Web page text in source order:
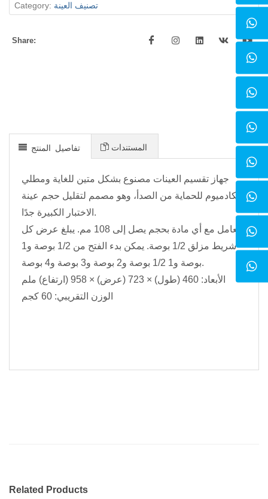
Category: تصنيف العينة
Share:
تفاصيل المنتج المستندات
جهاز تقسيم العينات مصنوع بشكل متين للغاية ومطلي
بالكادميوم للحماية من الصدأ، وهو مصمم لتقليل حجم عينة
الاختبار الكبيرة جدًا.
يتعامل مع أي مادة بحجم يصل إلى 108 مم. يبلغ عرض كل
شريط مزلق 1/2 بوصة. يمكن بدء الفتح من 1/2 بوصة و1
بوصة و1 1/2 بوصة و2 بوصة و3 بوصة و4 بوصة.
الأبعاد: 460 (طول) × 723 (عرض) × 958 (ارتفاع) ملم
الوزن التقريبي: 60 كجم
Related Products